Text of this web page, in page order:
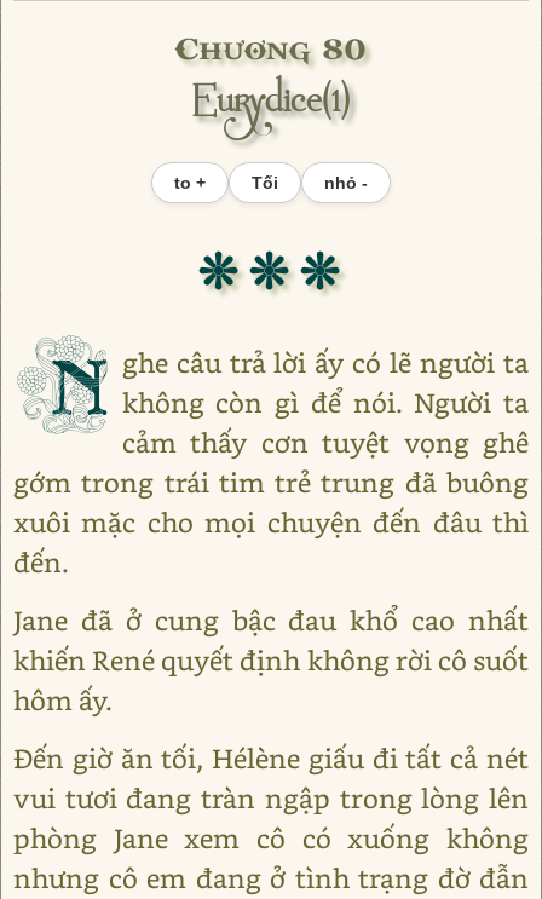
Chương 80
Eurydice(1)
to + Tối nhỏ -
❊ ❊ ❊
N ghe câu trả lời ấy có lẽ người ta
không còn gì để nói. Người ta
cảm thấy cơn tuyệt vọng ghê
gớm trong trái tim trẻ trung đã buông
xuôi mặc cho mọi chuyện đến đâu thì
đến.
Jane đã ở cung bậc đau khổ cao nhất
khiến René quyết định không rời cô suốt
hôm ấy.
Đến giờ ăn tối, Hélène giấu đi tất cả nét
vui tươi đang tràn ngập trong lòng lên
phòng Jane xem cô có xuống không
nhưng cô em đang ở tình trạng đờ đẫn